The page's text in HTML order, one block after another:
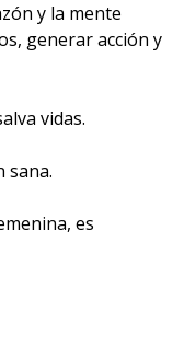
y la mente
generar acción y
vidas.
sana.
es